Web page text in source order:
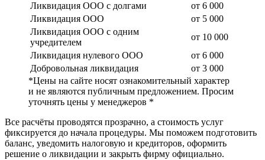
Ликвидация ООО с долгами
от 6 000
Ликвидация ООО
от 5 000
Ликвидация ООО с одним
учредителем
от 10 000
Ликвидация нулевого ООО
от 6 000
Добровольная ликвидация
от 3 000
*Цены на сайте носят ознакомительный характер
и не являются публичным предложением. Просим
уточнять цены у менеджеров *
Все расчёты проводятся прозрачно, а стоимость услуг
фиксируется до начала процедуры. Мы поможем подготовить
баланс, уведомить налоговую и кредиторов, оформить
решение о ликвидации и закрыть фирму официально.